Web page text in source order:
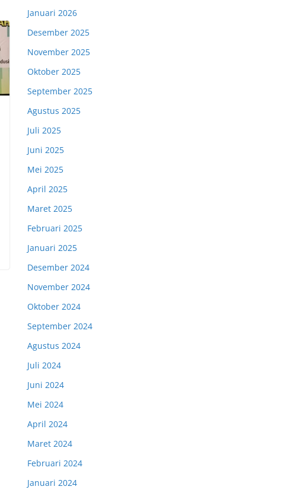
Januari 2026
Desember 2025
November 2025
Oktober 2025
September 2025
Agustus 2025
Juli 2025
Juni 2025
Mei 2025
April 2025
Maret 2025
Februari 2025
Januari 2025
Desember 2024
November 2024
Oktober 2024
September 2024
Agustus 2024
Juli 2024
Juni 2024
Mei 2024
April 2024
Maret 2024
Februari 2024
Januari 2024